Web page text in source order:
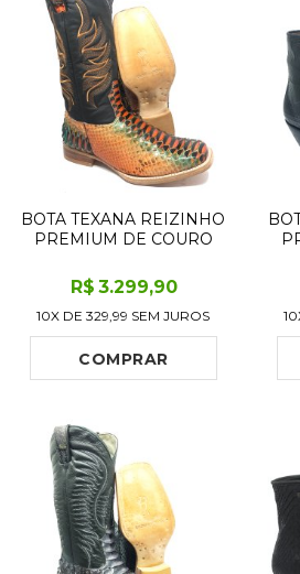
BOTA TEXANA REIZINHO
PREMIUM DE COURO
PYTHON CASSIS LIMITED
EDITION - CANO ALTO,
BICO QUADRADO -
SOLADO DE COURO
ARTESANAL
R$ 3.299,90
10X DE329,99 SEM JUROS
COMPRAR